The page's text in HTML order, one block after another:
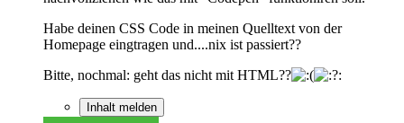
Habe deinen CSS Code in meinen Quelltext von der
Homepage eingtragen und....nix ist passiert??
Bitte, nochmal: geht das nicht mit HTML??
Inhalt melden